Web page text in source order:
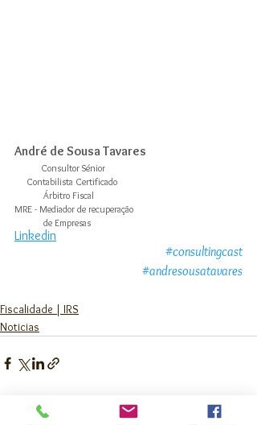
André de Sousa Tavares
           Consultor Sénior
     Contabilista Certificado
            Árbitro Fiscal
MRE - Mediador de recuperação
            de Empresas
Linkedin
#consultingcast
#andresousatavares
Fiscalidade | IRS
Noticias
Ver tudo